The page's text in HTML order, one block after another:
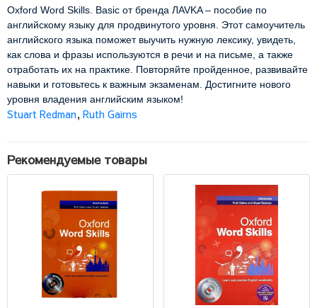
Oxford Word Skills. Basic от бренда ЛAVKA – пособие по
английскому языку для продвинутого уровня. Этот самоучитель
английского языка поможет выучить нужную лексику, увидеть,
как слова и фразы используются в речи и на письме, а также
отработать их на практике. Повторяйте пройденное, развивайте
навыки и готовьтесь к важным экзаменам. Достигните нового
уровня владения английским языком!
Stuart Redman, Ruth Gairns
Рекомендуемые товары